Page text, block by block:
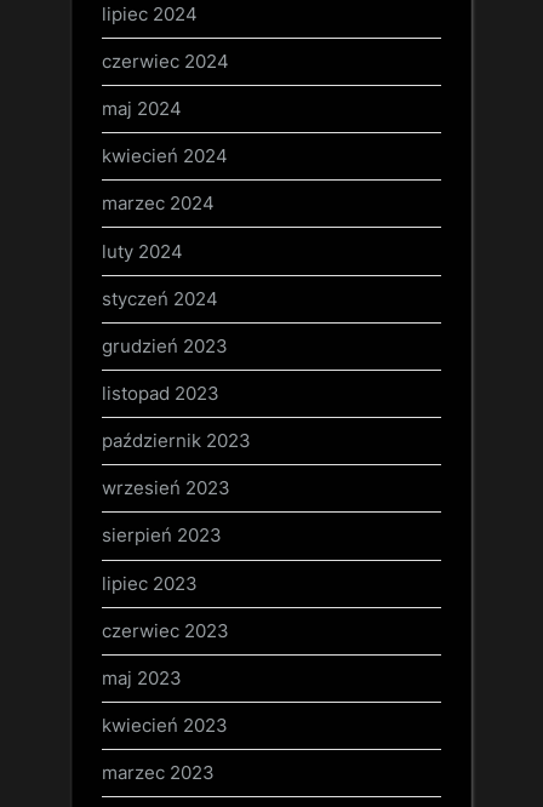
lipiec 2024
czerwiec 2024
maj 2024
kwiecień 2024
marzec 2024
luty 2024
styczeń 2024
grudzień 2023
listopad 2023
październik 2023
wrzesień 2023
sierpień 2023
lipiec 2023
czerwiec 2023
maj 2023
kwiecień 2023
marzec 2023